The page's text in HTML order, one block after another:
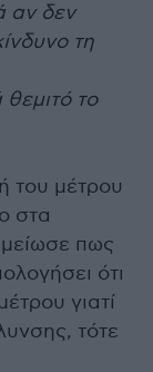
αν δεν
τη
το
του μέτρου
στα
πως
ότι
γιατί
τότε